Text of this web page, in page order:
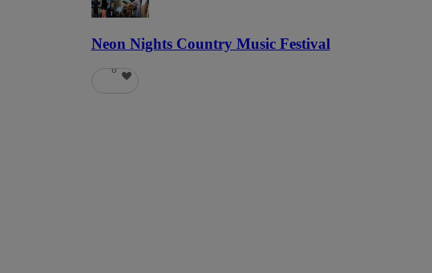
Neon Nights Country Music Festival
6